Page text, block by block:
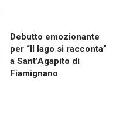
Debutto emozionante
per “Il lago si racconta”
a Sant’Agapito di
Fiamignano